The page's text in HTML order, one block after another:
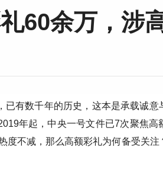
60余万，涉
已有数千年的历史，这本是承载诚意
年起，中央一号文件已7次聚焦高
度不减，那么高额彩礼为何备受关注